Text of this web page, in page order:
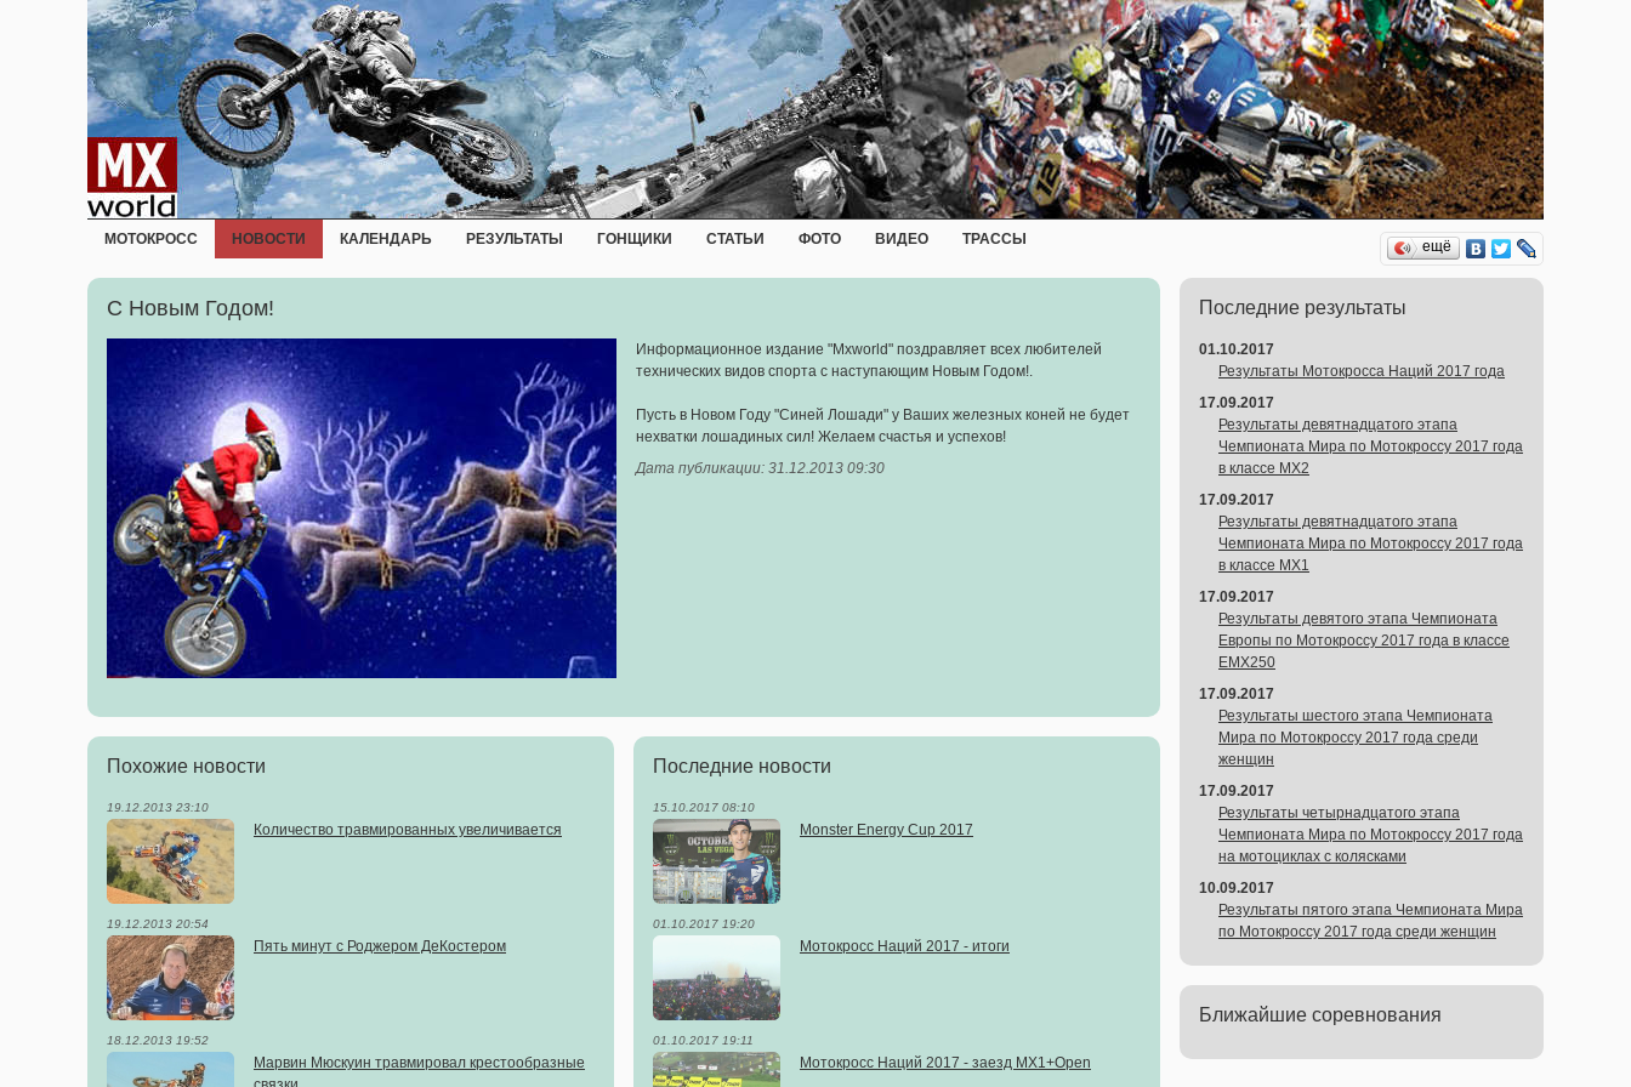
МОТОКРОСС НОВОСТИ КАЛЕНДАРЬ РЕЗУЛЬТАТЫ ГОНЩИКИ СТАТЬИ ФОТО ВИДЕО ТРАССЫ ещё
С Новым Годом!
Информационное издание "Mxworld" поздравляет всех любителей
технических видов спорта с наступающим Новым Годом!.
Пусть в Новом Году "Синей Лошади" у Ваших железных коней не будет
нехватки лошадиных сил! Желаем счастья и успехов!
Дата публикации: 31.12.2013 09:30
Похожие новости
19.12.2013 23:10
Количество травмированных увеличивается
19.12.2013 20:54
Пять минут с Роджером ДеКостером
18.12.2013 19:52
Марвин Мюскуин травмировал крестообразные
Последние новости
15.10.2017 08:10
Monster Energy Cup 2017
01.10.2017 19:20
Мотокросс Наций 2017 - итоги
01.10.2017 19:11
Мотокросс Наций 2017 - заезд MX1+Open
Последние результаты
01.10.2017
Результаты Мотокросса Наций 2017 года
17.09.2017
Результаты девятнадцатого этапа
Чемпионата Мира по Мотокроссу 2017 года
в классе MX2
17.09.2017
Результаты девятнадцатого этапа
Чемпионата Мира по Мотокроссу 2017 года
в классе MX1
17.09.2017
Результаты девятого этапа Чемпионата
Европы по Мотокроссу 2017 года в классе
EMX250
17.09.2017
Результаты шестого этапа Чемпионата
Мира по Мотокроссу 2017 года среди
женщин
17.09.2017
Результаты четырнадцатого этапа
Чемпионата Мира по Мотокроссу 2017 года
на мотоциклах с колясками
10.09.2017
Результаты пятого этапа Чемпионата Мира
по Мотокроссу 2017 года среди женщин
Ближайшие соревнования